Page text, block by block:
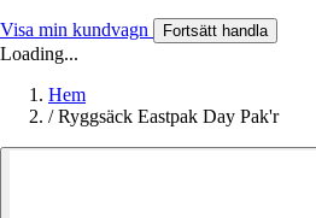
Visa min kundvagn Fortsätt handla
Loading...
Hem
/ Ryggsäck Eastpak Day Pak'r